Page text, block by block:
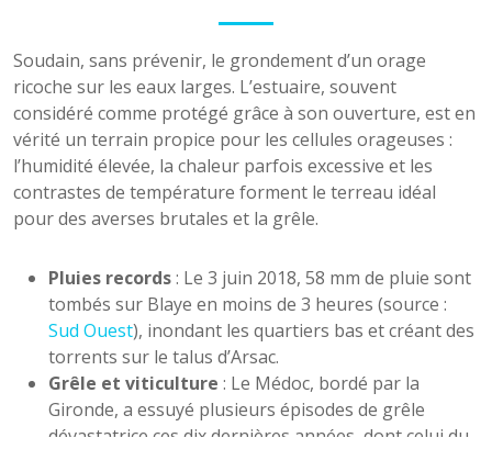
Soudain, sans prévenir, le grondement d’un orage
ricoche sur les eaux larges. L’estuaire, souvent
considéré comme protégé grâce à son ouverture, est en
vérité un terrain propice pour les cellules orageuses :
l’humidité élevée, la chaleur parfois excessive et les
contrastes de température forment le terreau idéal
pour des averses brutales et la grêle.
Pluies records: Le 3 juin 2018, 58 mm de pluie sont
tombés sur Blaye en moins de 3 heures (source :
Sud Ouest), inondant les quartiers bas et créant des
torrents sur le talus d’Arsac.
Grêle et viticulture : Le Médoc, bordé par la
Gironde, a essuyé plusieurs épisodes de grêle
dévastatrice ces dix dernières années, dont celui du